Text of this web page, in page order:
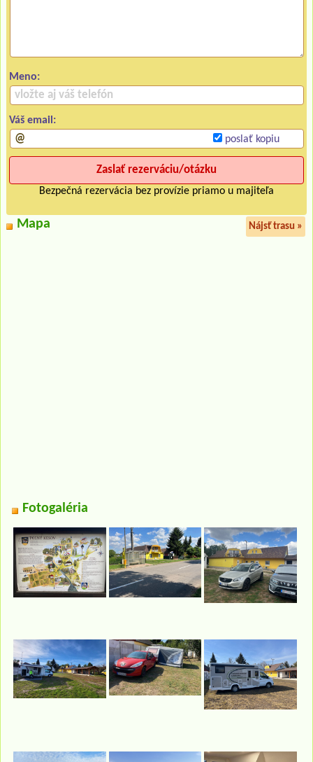
Meno:
Váš email:
poslať kopiu
Bezpečná rezervácia bez provízie priamo u majiteľa
Mapa Nájsť trasu »
Fotogaléria